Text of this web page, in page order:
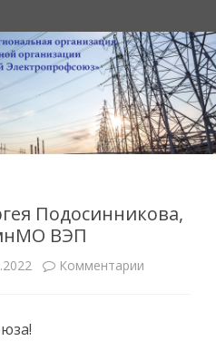
Подосинникова,
ВЭП
Комментарии